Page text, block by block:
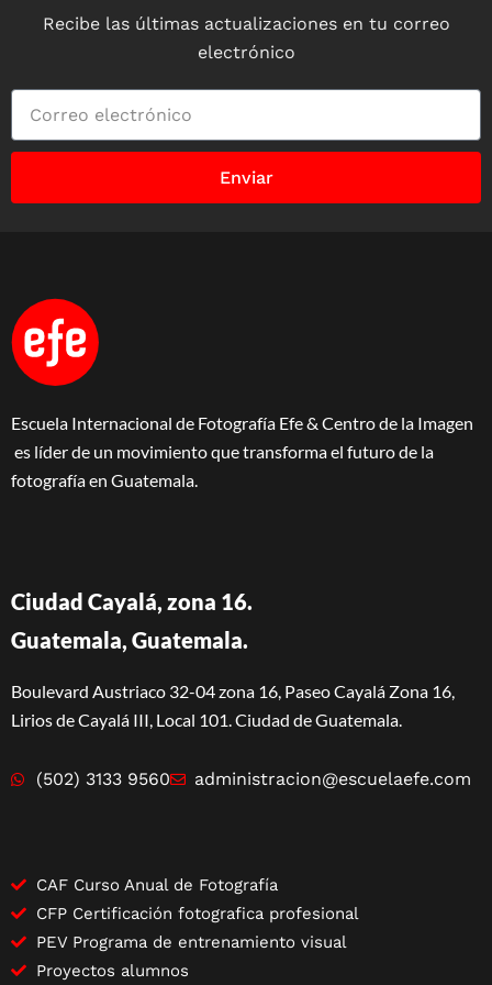
Recibe las últimas actualizaciones en tu correo
electrónico
Enviar
Escuela Internacional de Fotografía Efe & Centro de la Imagen
es líder de un movimiento que transforma el futuro de la
fotografía en Guatemala.
Ciudad Cayalá, zona 16.
Guatemala, Guatemala.
Boulevard Austriaco 32-04 zona 16, Paseo Cayalá Zona 16,
Lirios de Cayalá III, Local 101. Ciudad de Guatemala.
(502) 3133 9560 administracion@escuelaefe.com
CAF Curso Anual de Fotografía
CFP Certificación fotografica profesional
PEV Programa de entrenamiento visual
Proyectos alumnos